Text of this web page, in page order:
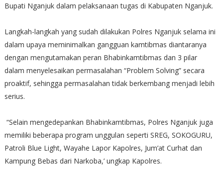
Bupati Nganjuk dalam pelaksanaan tugas di Kabupaten Nganjuk.
Langkah-langkah yang sudah dilakukan Polres Nganjuk selama ini
dalam upaya meminimalkan gangguan kamtibmas diantaranya
dengan mengutamakan peran Bhabinkamtibmas dan 3 pilar
dalam menyelesaikan permasalahan “Problem Solving” secara
proaktif, sehingga permasalahan tidak berkembang menjadi lebih
serius.
“Selain mengedepankan Bhabinkamtibmas, Polres Nganjuk juga
memiliki beberapa program unggulan seperti SREG, SOKOGURU,
Patroli Blue Light, Wayahe Lapor Kapolres, Jum’at Curhat dan
Kampung Bebas dari Narkoba,’ ungkap Kapolres.